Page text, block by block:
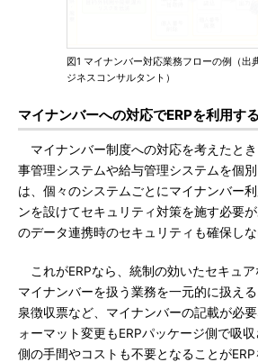
図1 マイナンバー対応業務フローの例（出
ジネスコンサルタント）
マイナンバーへの対応でERPを利用す
マイナンバー制度への対応を考えたと
事管理システムや給与管理システムを個
は、個々のシステムごとにマイナンバー
ンを設けてセキュリティ対策を施す必要
のデータ連携時のセキュリティも確保しな
これがERPなら、統制の効いたセキュア
マイナンバーを扱う業務を一元的に扱え
泉徴収票など、マイナンバーの記載が必
ォーマット変更もERPパッケージ側で吸
側の手間やコストも不要となることが